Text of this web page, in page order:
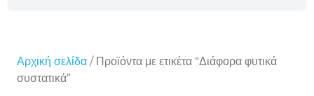
Αρχική σελίδα / Προϊόντα με ετικέτα “Διάφορα φυτικά
συστατικά”